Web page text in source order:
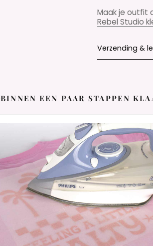
Maak je outfit
Rebel Studio
Verzending &
BINNEN EEN PAAR STAPPEN